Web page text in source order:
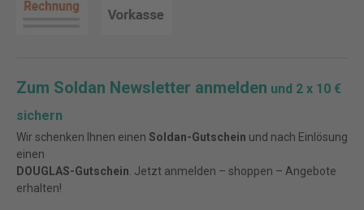
Zum Soldan Newsletter anmelden und 2 x 10 €
sichern
Wir schenken Ihnen einen Soldan-Gutschein und nach Einlösung
einen
DOUGLAS-Gutschein . Jetzt anmelden – shoppen – Angebote
erhalten!